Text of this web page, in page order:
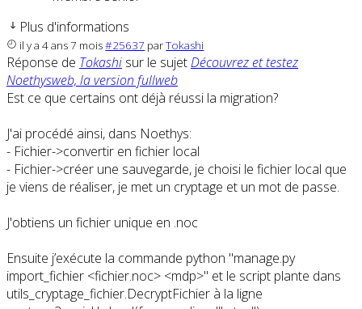
Plus d'informations
il y a 4 ans 7 mois#25637 parTokashi
Réponse de Tokashi sur le sujetDécouvrez et testez
Noethysweb, la version fullweb
Est ce que certains ont déjà réussi la migration?
J'ai procédé ainsi, dans Noethys:
- Fichier->convertir en fichier local
- Fichier->créer une sauvegarde, je choisi le fichier local que
je viens de réaliser, je met un cryptage et un mot de passe.
J'obtiens un fichier unique en .noc
Ensuite j’exécute la commande python "manage.py
import_fichier <fichier.noc> <mdp>" et le script plante dans
utils_cryptage_fichier.DecryptFichier à la ligne